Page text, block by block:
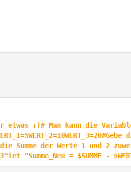
etwas ;)# Man kann die
Summe der Werte 1 und 2
"Summe_Neu = $SUMME -